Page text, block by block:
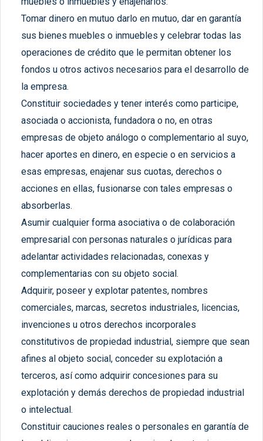
Tomar dinero en mutuo darlo en mutuo, dar en garantía
sus bienes muebles o inmuebles y celebrar todas las
operaciones de crédito que le permitan obtener los
fondos u otros activos necesarios para el desarrollo de
la empresa.
Constituir sociedades y tener interés como participe,
asociada o accionista, fundadora o no, en otras
empresas de objeto análogo o complementario al suyo,
hacer aportes en dinero, en especie o en servicios a
esas empresas, enajenar sus cuotas, derechos o
acciones en ellas, fusionarse con tales empresas o
absorberlas.
Asumir cualquier forma asociativa o de colaboración
empresarial con personas naturales o jurídicas para
adelantar actividades relacionadas, conexas y
complementarias con su objeto social.
Adquirir, poseer y explotar patentes, nombres
comerciales, marcas, secretos industriales, licencias,
invenciones u otros derechos incorporales
constitutivos de propiedad industrial, siempre que sean
afines al objeto social, conceder su explotación a
terceros, así como adquirir concesiones para su
explotación y demás derechos de propiedad industrial
o intelectual.
Constituir cauciones reales o personales en garantía de